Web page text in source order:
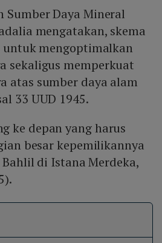
Sumber Daya Mineral
mengatakan, skema
mengoptimalkan
sekaligus memperkuat
atas sumber daya alam
33 UUD 1945.
ke depan yang harus
besar kepemilikannya
di Istana Merdeka,